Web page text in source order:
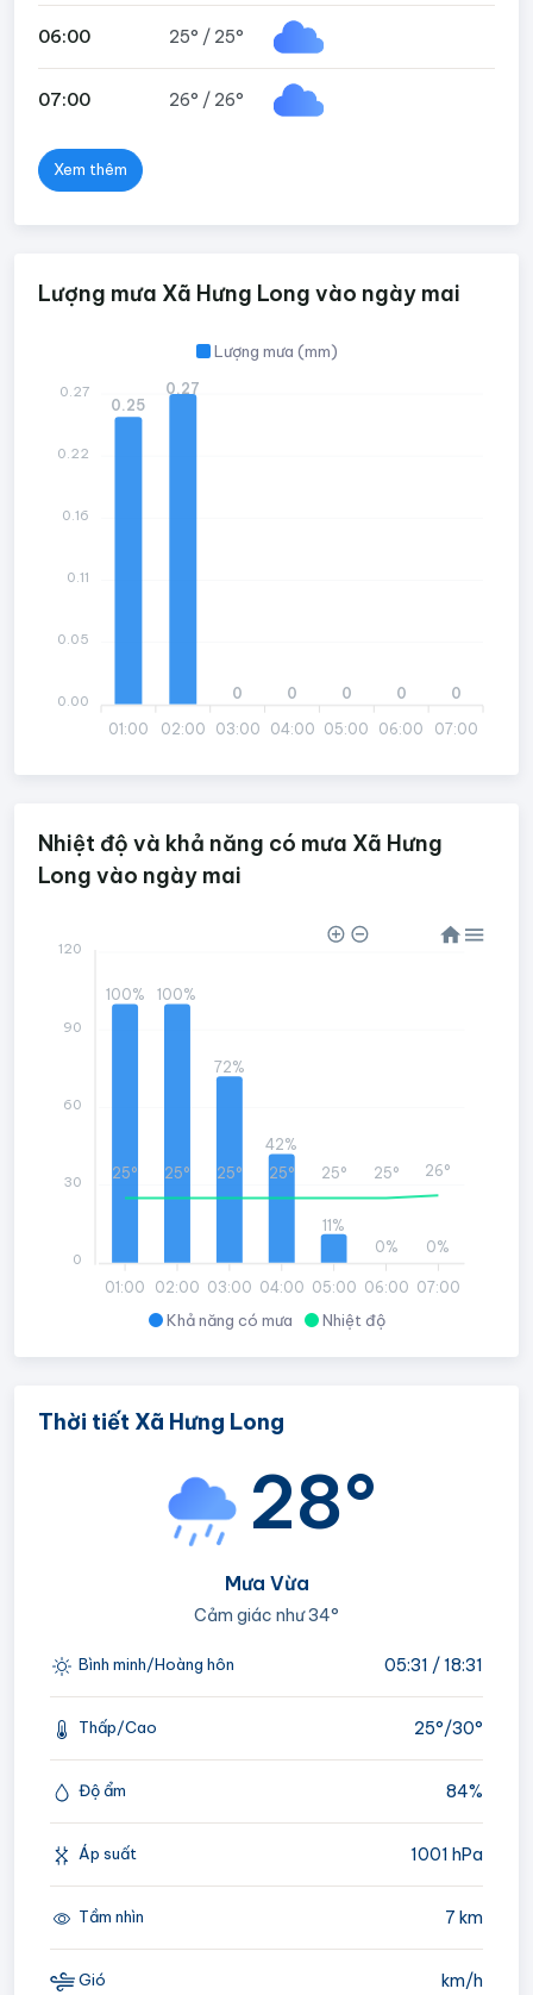
06:00 25° / 25°
07:00 26° / 26°
Xem thêm
Lượng mưa Xã Hưng Long vào ngày mai
Lượng mưa (mm)
01:00 02:00 03:00 04:00 05:00 06:00 07:00
0.25
0.27
0 0 0 0 0
0.27
0.22
0.16
0.11
0.05
0.00
Nhiệt độ và khả năng có mưa Xã Hưng
Long vào ngày mai
Khả năng có mưa Nhiệt độ
01:00 02:00 03:00 04:00 05:00 06:00 07:00
100% 100%
72%
42%
11%
0%
0%
25° 25° 25° 25° 25° 25° 26°
120
90
60
30
0
Thời tiết Xã Hưng Long
28°
Mưa Vừa
Cảm giác như34°
Bình minh/Hoàng hôn 05:31 / 18:31
Thấp/Cao 25°/30°
Độ ẩm 84%
Áp suất 1001 hPa
Tầm nhìn 7 km
Gió km/h